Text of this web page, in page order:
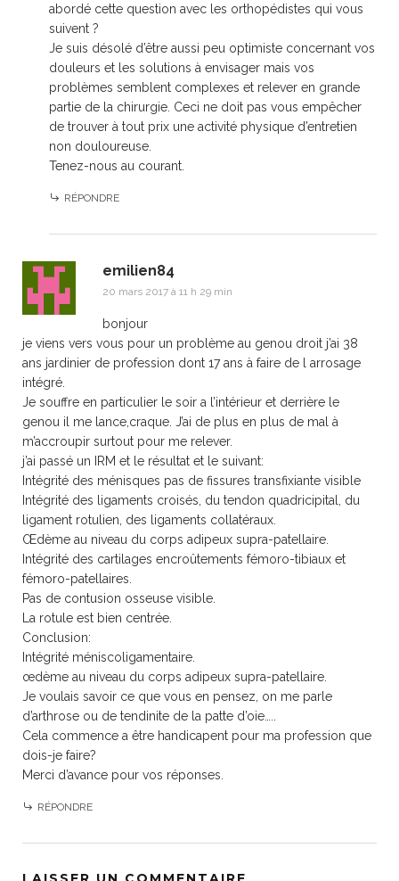
abordé cette question avec les orthopédistes qui vous
suivent ?
Je suis désolé d’être aussi peu optimiste concernant vos
douleurs et les solutions à envisager mais vos
problèmes semblent complexes et relever en grande
partie de la chirurgie. Ceci ne doit pas vous empêcher
de trouver à tout prix une activité physique d’entretien
non douloureuse.
Tenez-nous au courant.
RÉPONDRE
emilien84
20 mars 2017 à 11 h 29 min
bonjour
je viens vers vous pour un problème au genou droit j’ai 38
ans jardinier de profession dont 17 ans à faire de l arrosage
intégré.
Je souffre en particulier le soir a l’intérieur et derrière le
genou il me lance,craque. J’ai de plus en plus de mal à
m’accroupir surtout pour me relever.
j’ai passé un IRM et le résultat et le suivant:
Intégrité des ménisques pas de fissures transfixiante visible
Intégrité des ligaments croisés, du tendon quadricipital, du
ligament rotulien, des ligaments collatéraux.
Œdème au niveau du corps adipeux supra-patellaire.
Intégrité des cartilages encroûtements fémoro-tibiaux et
fémoro-patellaires.
Pas de contusion osseuse visible.
La rotule est bien centrée.
Conclusion:
Intégrité méniscoligamentaire.
œdème au niveau du corps adipeux supra-patellaire.
Je voulais savoir ce que vous en pensez, on me parle
d’arthrose ou de tendinite de la patte d’oie…..
Cela commence a être handicapent pour ma profession que
dois-je faire?
Merci d’avance pour vos réponses.
RÉPONDRE